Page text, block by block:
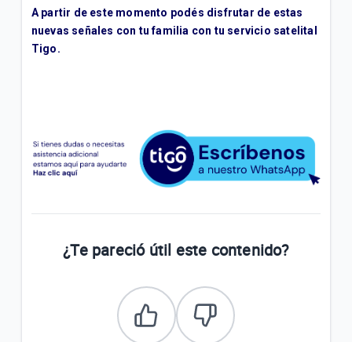
A partir de este momento podés disfrutar de estas
nuevas señales con tu familia con tu servicio satelital
Tigo.
¿Te pareció útil este contenido?